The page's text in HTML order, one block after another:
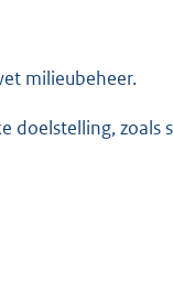
milieubeheer.
doelstelling, zoals